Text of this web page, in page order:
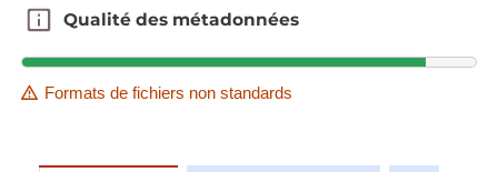
Qualité des métadonnées
Qualité des métadonnées
Formats de fichiers non standards